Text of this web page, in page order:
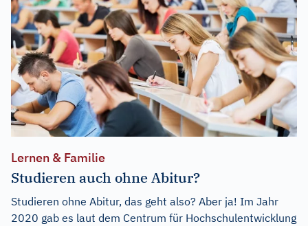
Lernen & Familie
Studieren auch ohne Abitur?
Studieren ohne Abitur, das geht also? Aber ja! Im Jahr
2020 gab es laut dem Centrum für Hochschulentwicklung